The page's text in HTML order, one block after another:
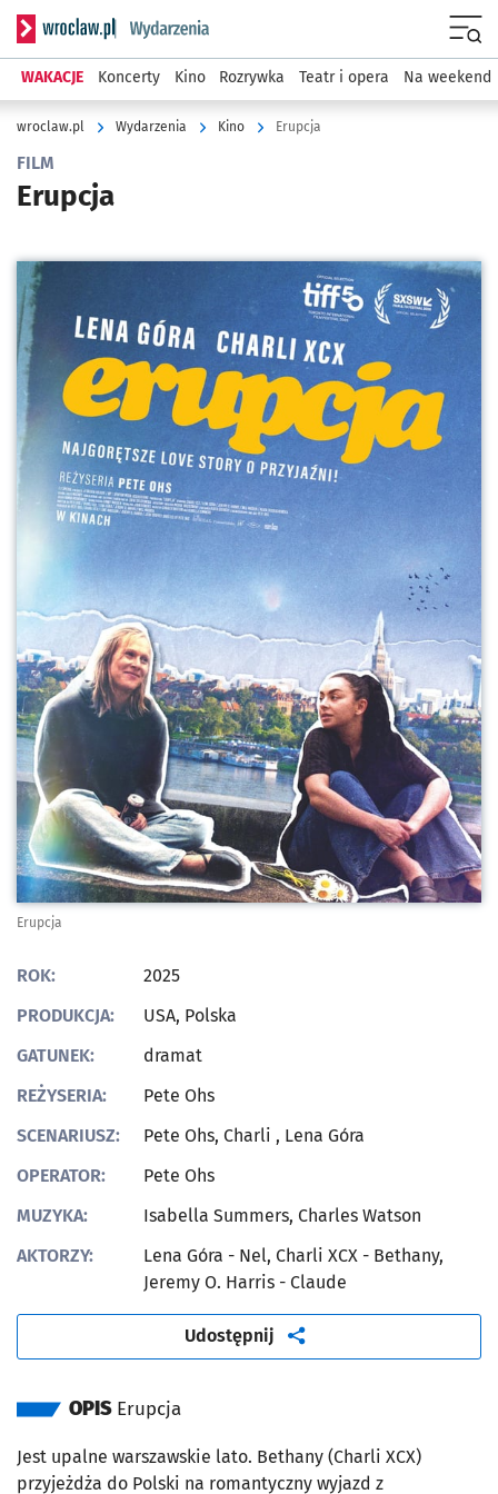
Serwis informacyjny wroclaw.pl podserwis: Wydarzenia
WAKACJE Koncerty Kino Rozrywka Teatr i opera Na weekend
wroclaw.pl Wydarzenia Kino Erupcja
FILM
Erupcja
Kliknij, aby powiększyć
Erupcja
ROK:
2025
PRODUKCJA:
USA, Polska
GATUNEK:
dramat
REŻYSERIA:
Pete Ohs
SCENARIUSZ:
Pete Ohs, Charli , Lena Góra
OPERATOR:
Pete Ohs
MUZYKA:
Isabella Summers, Charles Watson
AKTORZY:
Lena Góra - Nel, Charli XCX - Bethany,
Jeremy O. Harris - Claude
Udostępnij artykuł
OPIS Erupcja
Jest upalne warszawskie lato. Bethany (Charli XCX)
przyjeżdża do Polski na romantyczny wyjazd z